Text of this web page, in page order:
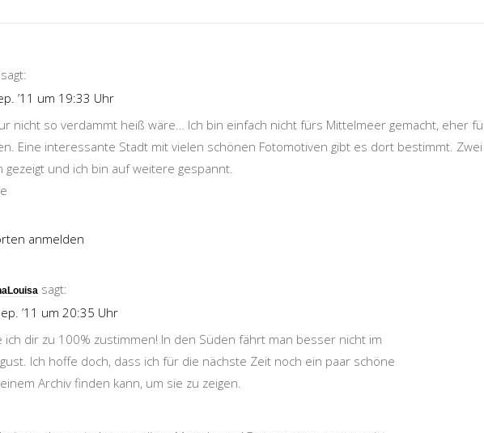
sagt:
’11 um 19:33 Uhr
nicht so verdammt heiß wäre… Ich bin einfach nicht fürs Mittelmeer gemacht, eher
Eine interessante Stadt mit vielen schönen Fotomotiven gibt es dort bestimmt.
gezeigt und ich bin auf weitere gespannt.
anmelden
sagt:
’11 um 20:35 Uhr
ich dir zu 100% zustimmen! In den Süden fährt man besser nicht im
Ich hoffe doch, dass ich für die nächste Zeit noch ein paar schöne
Archiv finden kann, um sie zu zeigen.